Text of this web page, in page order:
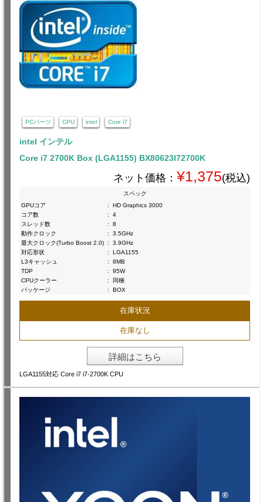
PCパーツ CPU intel Core i7
intel インテル
Core i7 2700K Box (LGA1155) BX80623I72700K
ネット価格： ¥1,375(税込)
スペック
GPUコア
:
HD Graphics 3000
コア数
:
4
スレッド数
:
8
動作クロック
:
3.5GHz
最大クロック(Turbo Boost 2.0) :
3.9GHz
対応形状
:
LGA1155
L3キャッシュ
:
8MB
TDP
:
95W
CPUクーラー
:
同梱
パッケージ
: BOX
在庫状況
在庫なし
詳細はこちら
LGA1155対応 Core i7 i7-2700K CPU